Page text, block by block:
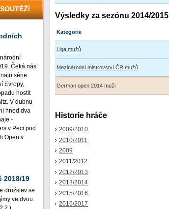
Výsledky za sezónu 2014/2015
Kategorie
Liga mužů
Mezinárodní mistrovství ČR mužů
German open 2014 muži
Historie hráče
2009/2010
2010/2011
2009
2011/2012
2012/2013
2013/2014
2015/2016
2016/2017
Čeká nás
série
Evropy,
hostit
V dubnu
hned dva
-
v Peci pod
Open v
2018/19
družstev se
ve dvou